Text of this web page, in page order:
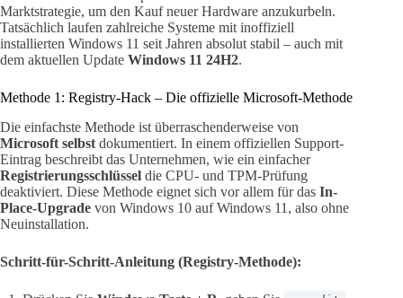
Marktstrategie, um den Kauf neuer Hardware anzukurbeln.
Tatsächlich laufen zahlreiche Systeme mit inoffiziell
installierten Windows 11 seit Jahren absolut stabil – auch mit
dem aktuellen Update Windows 11 24H2.
Methode 1: Registry-Hack – Die offizielle Microsoft-Methode
Die einfachste Methode ist überraschenderweise von
Microsoft selbst dokumentiert. In einem offiziellen Support-
Eintrag beschreibt das Unternehmen, wie ein einfacher
Registrierungsschlüssel die CPU- und TPM-Prüfung
deaktiviert. Diese Methode eignet sich vor allem für das In-
Place-Upgrade von Windows 10 auf Windows 11, also ohne
Neuinstallation.
Schritt-für-Schritt-Anleitung (Registry-Methode):